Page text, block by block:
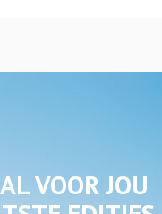
VOOR JOU